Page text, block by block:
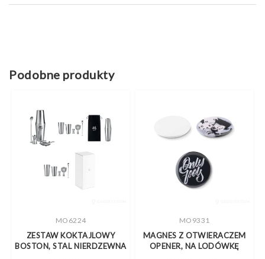
Podobne produkty
MO6224
ZESTAW KOKTAJLOWY
BOSTON, STAL NIERDZEWNA
MO9331
MAGNES Z OTWIERACZEM
OPENER, NA LODÓWKĘ